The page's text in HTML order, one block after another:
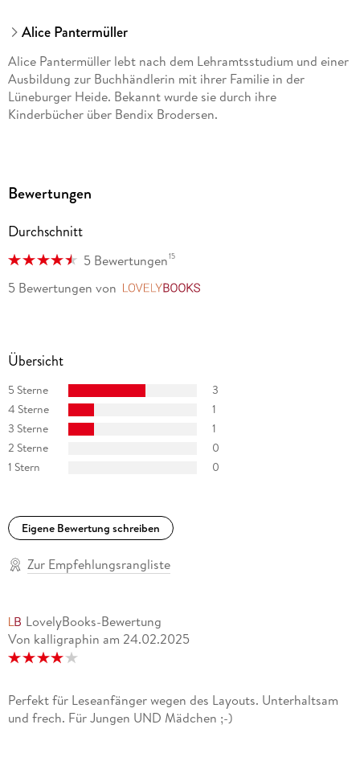
Alice Pantermüller
Alice Pantermüller lebt nach dem Lehramtsstudium und einer
Ausbildung zur Buchhändlerin mit ihrer Familie in der
Lüneburger Heide. Bekannt wurde sie durch ihre
Kinderbücher über Bendix Brodersen.
Bewertungen
Durchschnitt
5 Bewertungen15
5 Bewertungen von
Übersicht
5 Sterne
3
4 Sterne
1
3 Sterne
1
2 Sterne
0
1 Stern
0
Eigene Bewertung schreiben
Zur Empfehlungsrangliste
LovelyBooks-Bewertung
Von kalligraphin am 24.02.2025
Perfekt für Leseanfänger wegen des Layouts. Unterhaltsam
und frech. Für Jungen UND Mädchen ;-)